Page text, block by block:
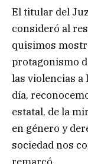
El titular del
consideró al
quisimos
protagonismo
las violencias a
día,
estatal, de la
en género y
sociedad nos